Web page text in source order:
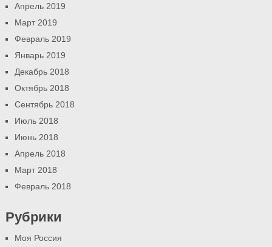
Апрель 2019
Март 2019
Февраль 2019
Январь 2019
Декабрь 2018
Октябрь 2018
Сентябрь 2018
Июль 2018
Июнь 2018
Апрель 2018
Март 2018
Февраль 2018
Рубрики
Моя Россия